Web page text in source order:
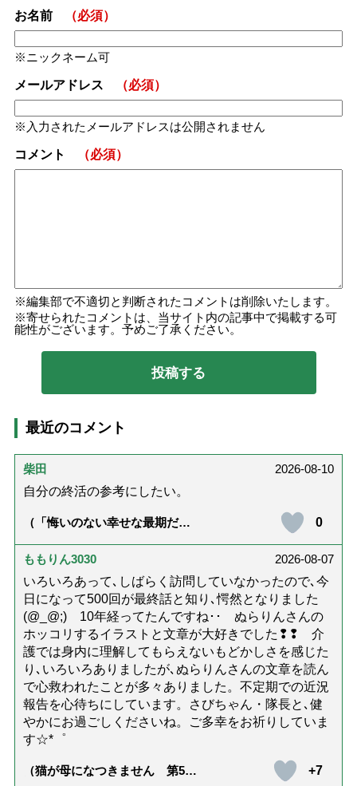
お名前 （必須）
ニックネーム可
メールアドレス （必須）
入力されたメールアドレスは公開されません
コメント （必須）
編集部で不適切と判断されたコメントは削除いたします。
寄せられたコメントは、当サイト内の記事中で掲載する可
能性がございます。予めご了承ください。
最近のコメント
柴田
2026-08-10
自分の終活の参考にしたい。
（「悔いのない幸せな最期だっ
り返る母の在宅介護と看取り｜
幸せな在宅死のために医師が教
0
ももりん3030
2026-08-07
いろいろあって､しばらく訪問していなかったので､今
日になって500回が最終話と知り､愕然となりました
(@_@;) 10年経ってたんですね･･ ぬらりんさんの
ホッコリするイラストと文章が大好きでした❢❢ 介
護では身内に理解してもらえないもどかしさを感じた
り､いろいろありましたが､ぬらりんさんの文章を読ん
で心救われたことが多々ありました。不定期での近況
報告を心待ちにしています。さびちゃん・隊長と､健
やかにお過ごしくださいね。ご多幸をお祈りしていま
す☆*゜
（猫が母になつきません 第500
+7